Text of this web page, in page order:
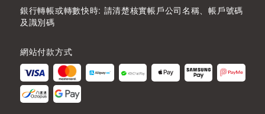
銀行轉帳或轉數快時: 請清楚核實帳戶公司名稱、帳戶號碼
及識別碼
網站付款方式